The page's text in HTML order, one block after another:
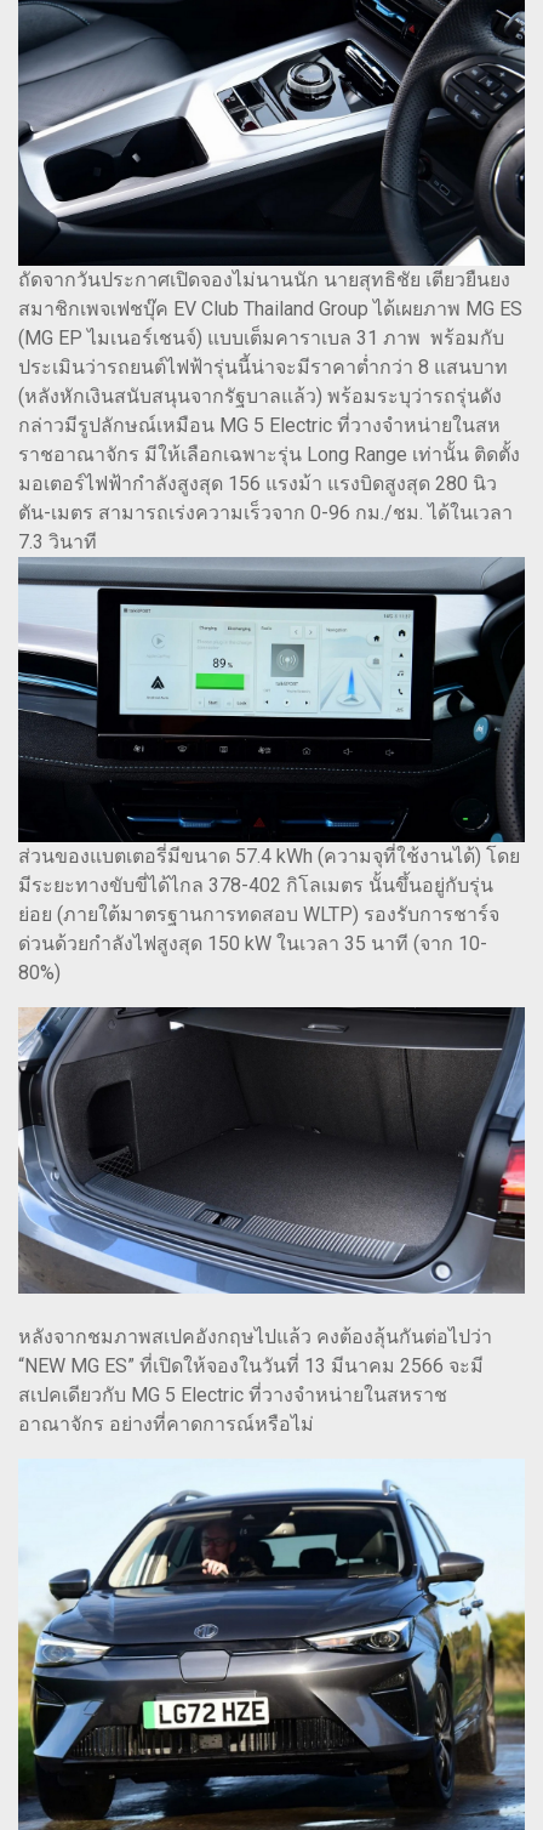
ถัดจากวันประกาศเปิดจองไม่นานนัก นายสุทธิชัย เตียวยืนยง
สมาชิกเพจเฟชบุ๊ค EV Club Thailand Group ได้เผยภาพ MG ES
(MG EP ไมเนอร์เชนจ์) แบบเต็มคาราเบล 31 ภาพ พร้อมกับ
ประเมินว่ารถยนต์ไฟฟ้ารุ่นนี้น่าจะมีราคาต่ำกว่า 8 แสนบาท
(หลังหักเงินสนับสนุนจากรัฐบาลแล้ว) พร้อมระบุว่ารถรุ่นดัง
กล่าวมีรูปลักษณ์เหมือน MG 5 Electric ที่วางจำหน่ายในสห
ราชอาณาจักร มีให้เลือกเฉพาะรุ่น Long Range เท่านั้น ติดตั้ง
มอเตอร์ไฟฟ้ากำลังสูงสุด 156 แรงม้า แรงบิดสูงสุด 280 นิว
ตัน-เมตร สามารถเร่งความเร็วจาก 0-96 กม./ชม. ได้ในเวลา
7.3 วินาที
ส่วนของแบตเตอรี่มีขนาด 57.4 kWh (ความจุที่ใช้งานได้) โดย
มีระยะทางขับขี่ได้ไกล 378-402 กิโลเมตร นั้นขึ้นอยู่กับรุ่น
ย่อย (ภายใต้มาตรฐานการทดสอบ WLTP) รองรับการชาร์จ
ด่วนด้วยกำลังไฟสูงสุด 150 kW ในเวลา 35 นาที (จาก 10-
80%)
หลังจากชมภาพสเปคอังกฤษไปแล้ว คงต้องลุ้นกันต่อไปว่า
“NEW MG ES” ที่เปิดให้จองในวันที่ 13 มีนาคม 2566 จะมี
สเปคเดียวกับ MG 5 Electric ที่วางจำหน่ายในสหราช
อาณาจักร อย่างที่คาดการณ์หรือไม่